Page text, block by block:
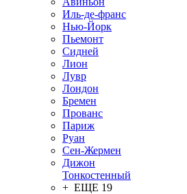
Иль-де-франс
Нью-Йорк
Пьемонт
Сидней
Лион
Лувр
Лондон
Бремен
Прованс
Париж
Руан
Сен-Жермен
Дижон
Тонкостенный
+ ЕЩЕ 19